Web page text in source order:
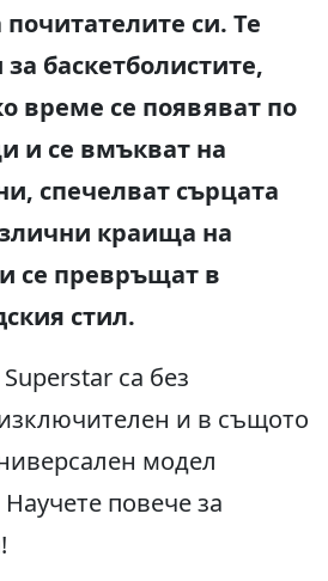
почитателите си. Те
за баскетболистите,
време се появяват по
и се вмъкват на
спечелват сърцата
краища на
се превръщат в
стил.
са без
и в същото
модел
повече за